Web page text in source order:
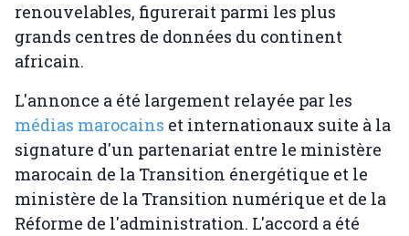
renouvelables, figurerait parmi les plus
grands centres de données du continent
africain.
L'annonce a été largement relayée par les
médias marocains et internationaux suite à la
signature d'un partenariat entre le ministère
marocain de la Transition énergétique et le
ministère de la Transition numérique et de la
Réforme de l'administration. L'accord a été